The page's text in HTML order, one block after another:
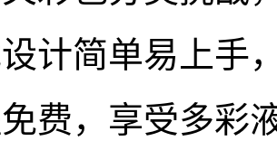
计简单易上手
费，享受多彩